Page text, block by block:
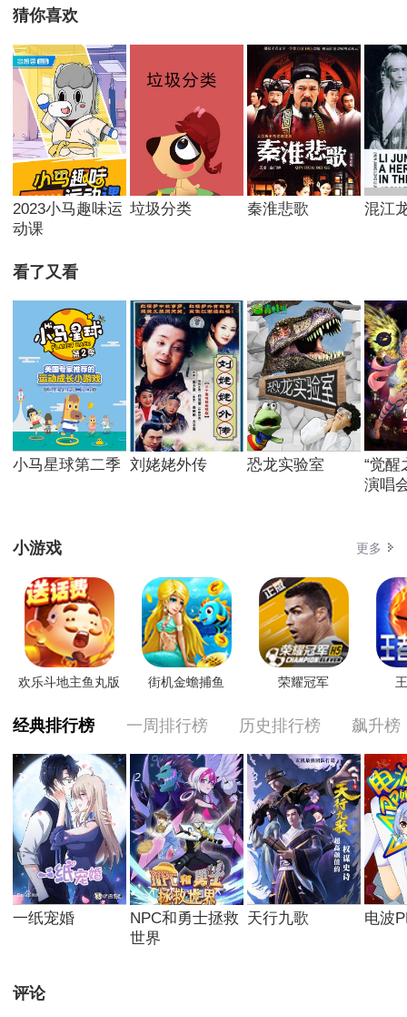
猜你喜欢
2023小马趣味运
动课
垃圾分类 秦淮悲歌 混江
看了又看
小马星球第二季 刘姥姥外传 恐龙实验室
“觉醒
演唱
小游戏 更多
欢乐斗地主鱼丸版 街机金蟾捕鱼 荣耀冠军
经典排行榜 一周排行榜 历史排行榜 飙升榜
一纸宠婚
1
NPC和勇士拯救
世界
2
天行九歌
3
电波
4
评论